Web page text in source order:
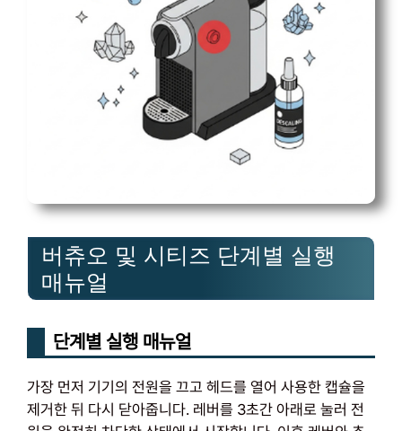
버츄오 및 시티즈 단계별 실행
매뉴얼
단계별 실행 매뉴얼
가장 먼저 기기의 전원을 끄고 헤드를 열어 사용한 캡슐을
제거한 뒤 다시 닫아줍니다. 레버를 3초간 아래로 눌러 전